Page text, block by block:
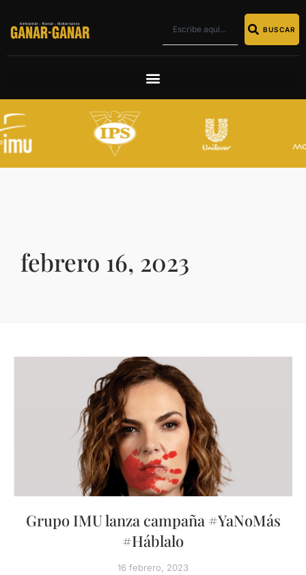
BUSCAR
febrero 16, 2023
Grupo IMU lanza campaña #YaNoMás
#Háblalo
16 febrero, 2023